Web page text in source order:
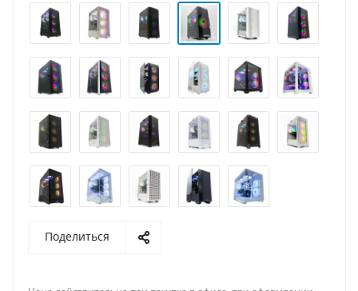
Поделиться